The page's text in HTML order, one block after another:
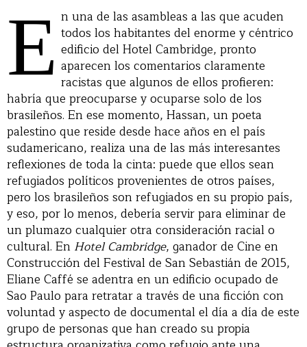
E n una de las asambleas a las que acuden
todos los habitantes del enorme y céntrico
edificio del Hotel Cambridge, pronto
aparecen los comentarios claramente
racistas que algunos de ellos profieren:
habría que preocuparse y ocuparse solo de los
brasileños. En ese momento, Hassan, un poeta
palestino que reside desde hace años en el país
sudamericano, realiza una de las más interesantes
reflexiones de toda la cinta: puede que ellos sean
refugiados políticos provenientes de otros países,
pero los brasileños son refugiados en su propio país,
y eso, por lo menos, debería servir para eliminar de
un plumazo cualquier otra consideración racial o
cultural. En Hotel Cambridge, ganador de Cine en
Construcción del Festival de San Sebastián de 2015,
Eliane Caffé se adentra en un edificio ocupado de
Sao Paulo para retratar a través de una ficción con
voluntad y aspecto de documental el día a día de este
grupo de personas que han creado su propia